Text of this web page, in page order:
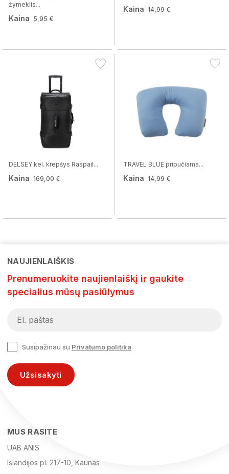
žymeklis...
Kaina 5,95 €
Kaina 14,99 €
DELSEY kel. krepšys Raspail...
Kaina 169,00 €
TRAVEL BLUE pripučiama...
Kaina 14,99 €
NAUJIENLAIŠKIS
Prenumeruokite naujienlaiškį ir gaukite
specialius mūsų pasiūlymus
Susipažinau su Privatumo politika
Užsisakyti
MUS RASITE
UAB ANIS
Islandijos pl. 217-10, Kaunas